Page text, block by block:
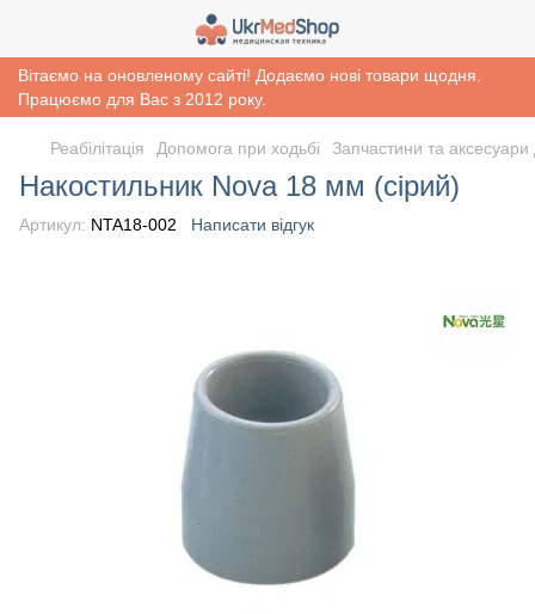
Вітаємо на оновленому сайті! Додаємо нові товари щодня.
Працюємо для Вас з 2012 року.
Реабiлiтацiя Допомога при ходьбі Запчастини та
Накостильник Nova 18 мм (сірий)
Артикул: NTA18-002 Написати відгук